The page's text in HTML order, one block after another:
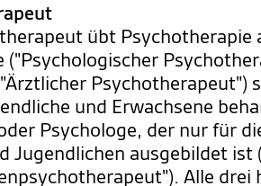
übt Psychotherapie
("Psychologischer
Psychotherapeut")
und Erwachsene
Psychologe, der nur für
Jugendlichen ausgebildet ist
Alle drei